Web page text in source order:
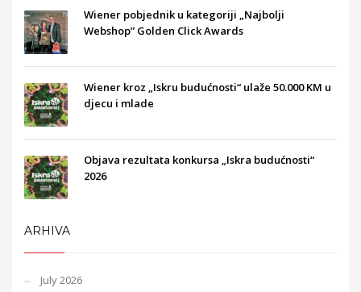
Wiener pobjednik u kategoriji „Najbolji
Webshop” Golden Click Awards
Wiener kroz „Iskru budućnosti“ ulaže 50.000 KM u
djecu i mlade
Objava rezultata konkursa „Iskra budućnosti“
2026
ARHIVA
July 2026